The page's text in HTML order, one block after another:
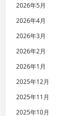
2026年5月
2026年4月
2026年3月
2026年2月
2026年1月
2025年12月
2025年11月
2025年10月